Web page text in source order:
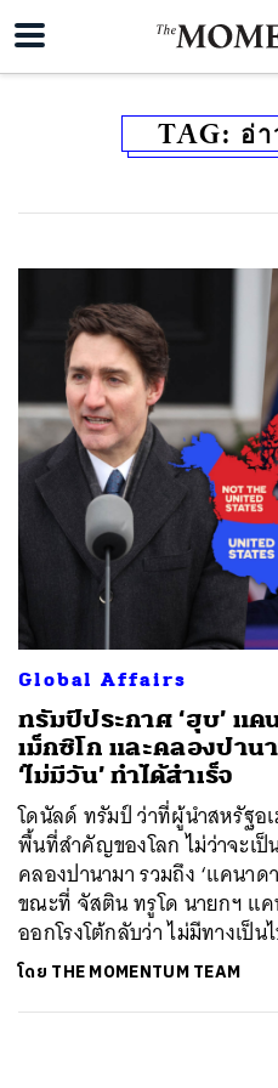
TAG: อ่
Global Affairs
ทรัมป์ประกาศ ‘ฮุบ’ แ
เม็กซิโก และคลองปาน
‘ไม่มีวัน’ ทำได้สำเร็จ
โดนัลด์ ทรัมป์ ว่าที่ผู้นำสหรัฐอ
พื้นที่สำคัญของโลก ไม่ว่าจะเป็
คลองปานามา รวมถึง ‘แคนาด
ขณะที่ จัสติน ทรูโด นายกฯ แ
ออกโรงโต้กลับว่า ไม่มีทางเป็น
โดย THE MOMENTUM TEAM
SHARE